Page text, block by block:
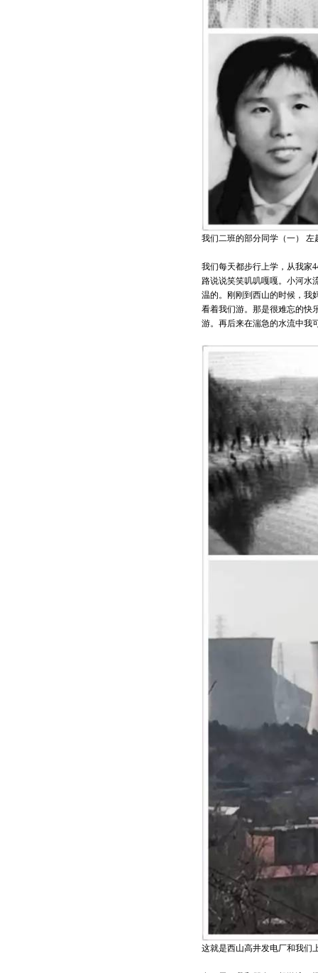
我们二班的部分同学（一）
我们每天都步行上学，从我家
路说说笑笑叽叽嘎嘎。小河水
温的。刚刚到西山的时候，我
看着我们游。那是很难忘的快
游。再后来在湍急的水流中
这就是西山高井发电厂和我们